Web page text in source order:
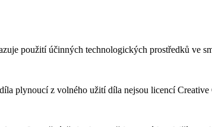
použití účinných technologických prostředků ve
plynoucí z volného užití díla nejsou licencí Creative